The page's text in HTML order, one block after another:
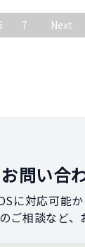
7 Next
お問い合
に対応可能か
相談など、